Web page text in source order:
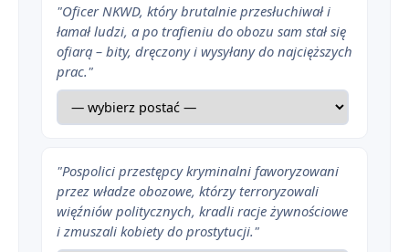
"Oficer NKWD, który brutalnie przesłuchiwał i
łamał ludzi, a po trafieniu do obozu sam stał się
ofiarą – bity, dręczony i wysyłany do najcięższych
prac."
"Pospolici przestępcy kryminalni faworyzowani
przez władze obozowe, którzy terroryzowali
więźniów politycznych, kradli racje żywnościowe
i zmuszali kobiety do prostytucji."